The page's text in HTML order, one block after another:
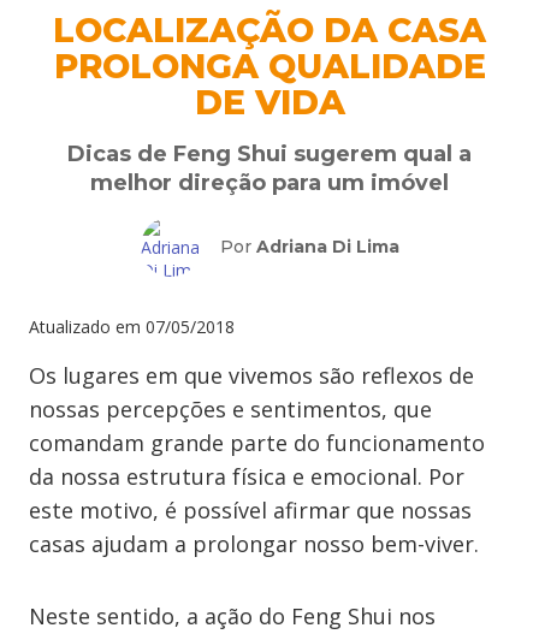
LOCALIZAÇÃO DA CASA
PROLONGA QUALIDADE
DE VIDA
Dicas de Feng Shui sugerem qual a
melhor direção para um imóvel
Por Adriana Di Lima
Atualizado em 07/05/2018
Os lugares em que vivemos são reflexos de
nossas percepções e sentimentos, que
comandam grande parte do funcionamento
da nossa estrutura física e emocional. Por
este motivo, é possível afirmar que nossas
casas ajudam a prolongar nosso bem-viver.
Neste sentido, a ação do Feng Shui nos